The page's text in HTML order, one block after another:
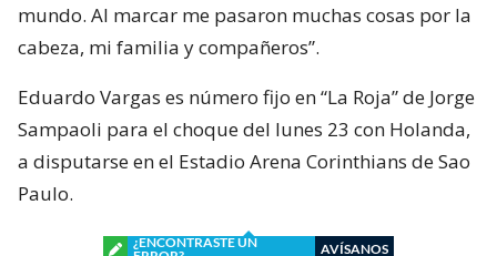
mundo. Al marcar me pasaron muchas cosas por la
cabeza, mi familia y compañeros”.
Eduardo Vargas es número fijo en “La Roja” de Jorge
Sampaoli para el choque del lunes 23 con Holanda,
a disputarse en el Estadio Arena Corinthians de Sao
Paulo.
¿ENCONTRASTE UN
AVÍSANOS